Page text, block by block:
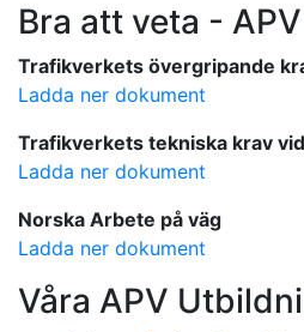
Bra att veta - APV
Trafikverkets övergripande
Ladda ner dokument
Trafikverkets tekniska krav
Ladda ner dokument
Norska Arbete på väg
Ladda ner dokument
Våra APV